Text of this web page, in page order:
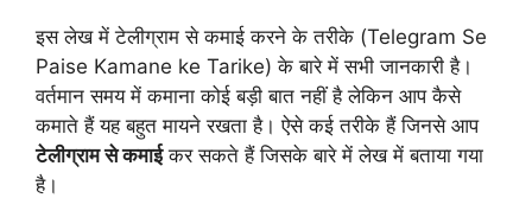
इस लेख में टेलीग्राम से कमाई करने के तरीके (Telegram Se
Paise Kamane ke Tarike) के बारे में सभी जानकारी है।
वर्तमान समय में कमाना कोई बड़ी बात नहीं है लेकिन आप कैसे
कमाते हैं यह बहुत मायने रखता है। ऐसे कई तरीके हैं जिनसे आप
टेलीग्राम से कमाईकर सकते हैं जिसके बारे में लेख में बताया गया
है।